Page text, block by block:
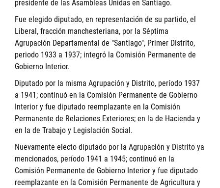
presidente de las Asambleas Unidas en Santiago.
Fue elegido diputado, en representación de su partido, el
Liberal, fracción manchesteriana, por la Séptima
Agrupación Departamental de "Santiago", Primer Distrito,
periodo 1933 a 1937; integró la Comisión Permanente de
Gobierno Interior.
Diputado por la misma Agrupación y Distrito, período 1937
a 1941; continuó en la Comisión Permanente de Gobierno
Interior y fue diputado reemplazante en la Comisión
Permanente de Relaciones Exteriores; en la de Hacienda y
en la de Trabajo y Legislación Social.
Nuevamente electo diputado por la Agrupación y Distrito ya
mencionados, período 1941 a 1945; continuó en la
Comisión Permanente de Gobierno Interior y fue diputado
reemplazante en la Comisión Permanente de Agricultura y